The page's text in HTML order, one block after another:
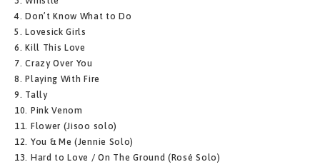
4. Don’t Know What to Do
5. Lovesick Girls
6. Kill This Love
7. Crazy Over You
8. Playing With Fire
9. Tally
10. Pink Venom
11. Flower (Jisoo solo)
12. You & Me (Jennie Solo)
13. Hard to Love / On The Ground (Rosé Solo)